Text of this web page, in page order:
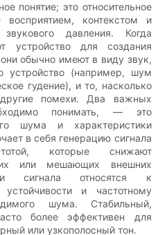
понятие; это относительное
контекстом и
давления. Когда
устройство для создания
обычно имеют в виду звук,
устройство (например, шум
гудение), и то, насколько
помехи. Два важных
понимать, — это
шума и характеристики
в себя генерацию сигнала
которые снижают
или мешающих внешних
сигнала относятся к
и частотному
шума. Стабильный,
более эффективен для
или узкополосный тон.